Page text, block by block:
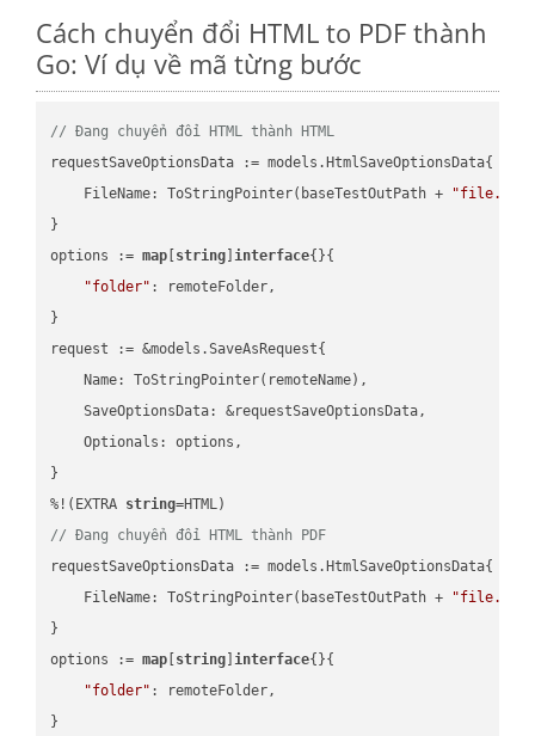
Cách chuyển đổi HTML to PDF thành
Go: Ví dụ về mã từng bước
// Đang chuyển đổi HTML thành HTML
requestSaveOptionsData := models.HtmlSaveOptionsData{
    FileName: ToStringPointer(baseTestOutPath +
}
options := map string ]interface{}{
"folder" : remoteFolder,
}
request := &models.SaveAsRequest{
    Name: ToStringPointer(remoteName),
    SaveOptionsData: &requestSaveOptionsData,
    Optionals: options,
}
%!(EXTRA string
// Đang chuyển đổi HTML thành PDF
requestSaveOptionsData := models.HtmlSaveOptionsData{
    FileName: ToStringPointer(baseTestOutPath +
}
options := map string ]interface{}{
"folder" : remoteFolder,
}